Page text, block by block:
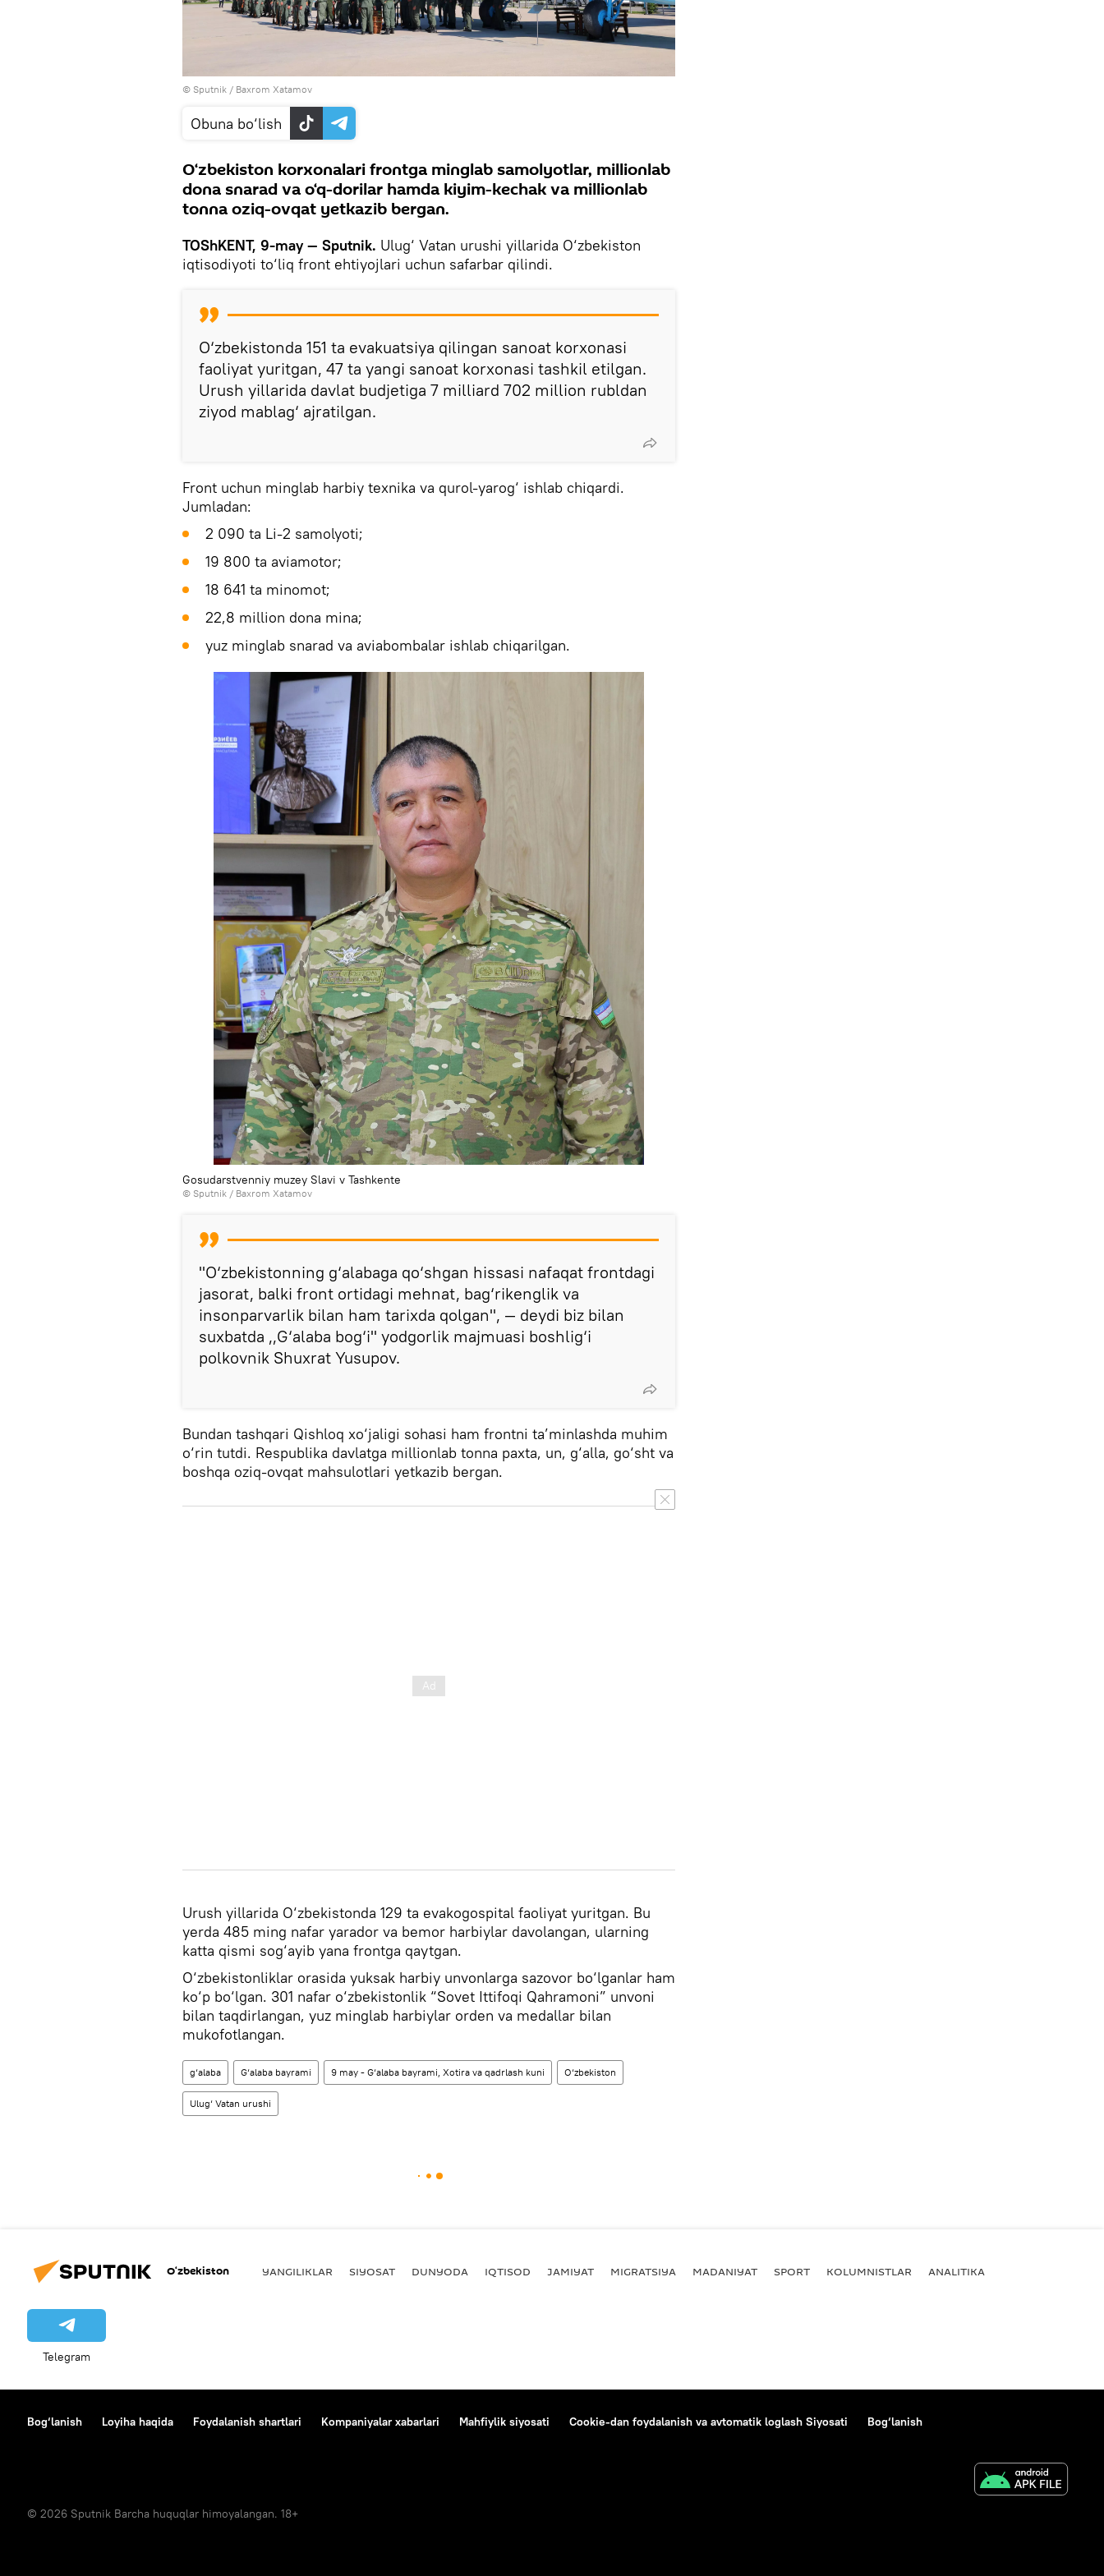
© Sputnik / Baxrom Xatamov
Obuna bo‘lish
O‘zbekiston korxonalari frontga minglab samolyotlar, millionlab
dona snarad va o‘q-dorilar hamda kiyim-kechak va millionlab
tonna oziq-ovqat yetkazib bergan.
TOShKENT, 9-may — Sputnik. Ulug‘ Vatan urushi yillarida O‘zbekiston
iqtisodiyoti to‘liq front ehtiyojlari uchun safarbar qilindi.
O‘zbekistonda 151 ta evakuatsiya qilingan sanoat korxonasi
faoliyat yuritgan, 47 ta yangi sanoat korxonasi tashkil etilgan.
Urush yillarida davlat budjetiga 7 milliard 702 million rubldan
ziyod mablag‘ ajratilgan.
Front uchun minglab harbiy texnika va qurol-yarog‘ ishlab chiqardi.
Jumladan:
2 090 ta Li-2 samolyoti;
19 800 ta aviamotor;
18 641 ta minomot;
22,8 million dona mina;
yuz minglab snarad va aviabombalar ishlab chiqarilgan.
Gosudarstvenniy muzey Slavi v Tashkente
© Sputnik / Baxrom Xatamov
"O‘zbekistonning g‘alabaga qo‘shgan hissasi nafaqat frontdagi
jasorat, balki front ortidagi mehnat, bag‘rikenglik va
insonparvarlik bilan ham tarixda qolgan", — deydi biz bilan
suxbatda ,,G‘alaba bog‘i'' yodgorlik majmuasi boshlig‘i
polkovnik Shuxrat Yusupov.
Bundan tashqari Qishloq xo‘jaligi sohasi ham frontni ta’minlashda muhim
o‘rin tutdi. Respublika davlatga millionlab tonna paxta, un, g‘alla, go‘sht va
boshqa oziq-ovqat mahsulotlari yetkazib bergan.
Urush yillarida O‘zbekistonda 129 ta evakogospital faoliyat yuritgan. Bu
yerda 485 ming nafar yarador va bemor harbiylar davolangan, ularning
katta qismi sog‘ayib yana frontga qaytgan.
O‘zbekistonliklar orasida yuksak harbiy unvonlarga sazovor bo‘lganlar ham
ko‘p bo‘lgan. 301 nafar o‘zbekistonlik “Sovet Ittifoqi Qahramoni” unvoni
bilan taqdirlangan, yuz minglab harbiylar orden va medallar bilan
mukofotlangan.
g‘alaba G‘alaba bayrami 9 may - G‘alaba bayrami, Xotira va qadrlash kuni O‘zbekiston
Ulug‘ Vatan urushi
O‘zbekiston YANGILIKLAR SIYOSAT DUNYODA IQTISOD JAMIYAT MIGRATSIYA MADANIYAT SPORT KOLUMNISTLAR ANALITIKA
Telegram
Bog‘lanish Loyiha haqida Foydalanish shartlari Kompaniyalar xabarlari Mahfiylik siyosati Cookie-dan foydalanish va avtomatik loglash Siyosati Bog‘lanish
© 2026 Sputnik Barcha huquqlar himoyalangan. 18+